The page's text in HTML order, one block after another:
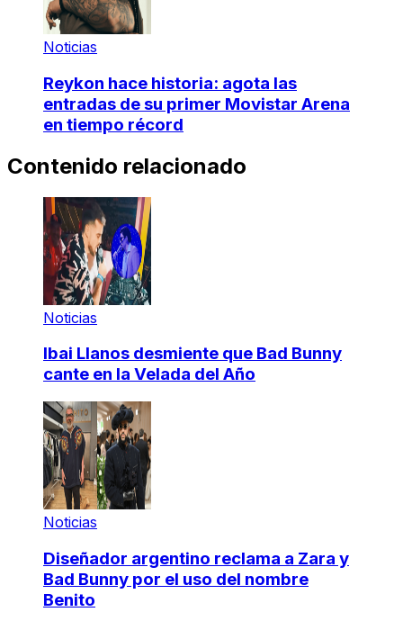
Noticias
Reykon hace historia: agota las
entradas de su primer Movistar Arena
en tiempo récord
Contenido relacionado
Noticias
Ibai Llanos desmiente que Bad Bunny
cante en la Velada del Año
Noticias
Diseñador argentino reclama a Zara y
Bad Bunny por el uso del nombre
Benito